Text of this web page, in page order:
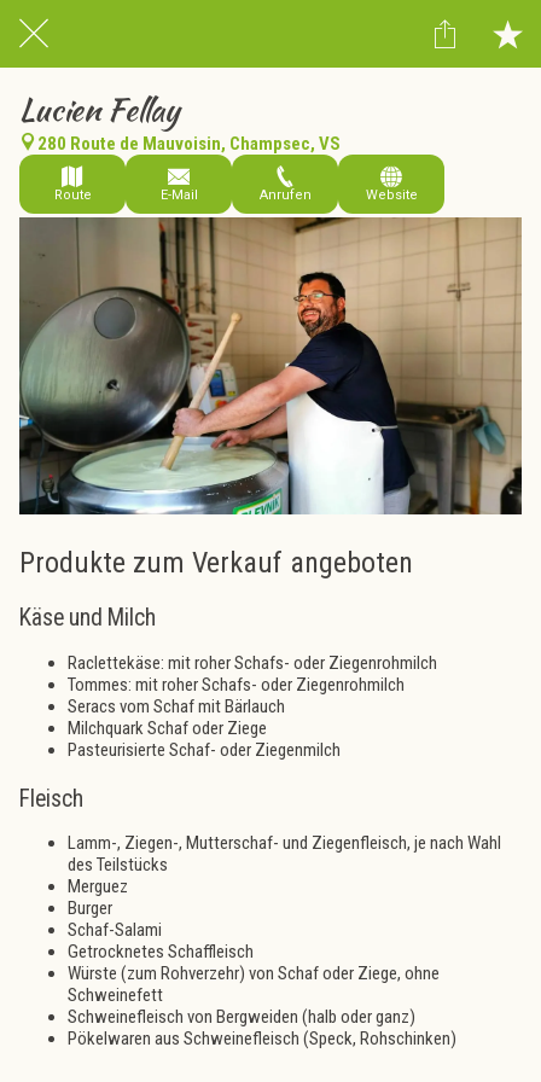
Lucien Fellay
280 Route de Mauvoisin, Champsec, VS
Route E-Mail Anrufen Website
Produkte zum Verkauf angeboten
Käse und Milch
Raclettekäse: mit roher Schafs- oder Ziegenrohmilch
Tommes: mit roher Schafs- oder Ziegenrohmilch
Seracs vom Schaf mit Bärlauch
Milchquark Schaf oder Ziege
Pasteurisierte Schaf- oder Ziegenmilch
Fleisch
Lamm-, Ziegen-, Mutterschaf- und Ziegenfleisch, je nach Wahl
des Teilstücks
Merguez
Burger
Schaf-Salami
Getrocknetes Schaffleisch
Würste (zum Rohverzehr) von Schaf oder Ziege, ohne
Schweinefett
Schweinefleisch von Bergweiden (halb oder ganz)
Pökelwaren aus Schweinefleisch (Speck, Rohschinken)